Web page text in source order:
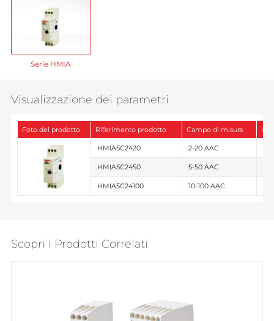
Serie HMIA
Visualizzazione dei parametri
Foto del prodotto Riferimento prodotto Campo di misura
HMIA5C2420 2-20 AAC
HMIA5C2450 5-50 AAC
HMIA5C24100 10-100 AAC
Scopri i Prodotti Correlati